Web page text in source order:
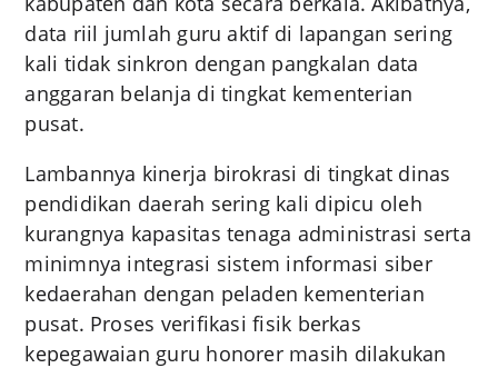
data riil jumlah guru aktif di lapangan sering
kali tidak sinkron dengan pangkalan data
anggaran belanja di tingkat kementerian
pusat.
Lambannya kinerja birokrasi di tingkat dinas
pendidikan daerah sering kali dipicu oleh
kurangnya kapasitas tenaga administrasi serta
minimnya integrasi sistem informasi siber
kedaerahan dengan peladen kementerian
pusat. Proses verifikasi fisik berkas
kepegawaian guru honorer masih dilakukan